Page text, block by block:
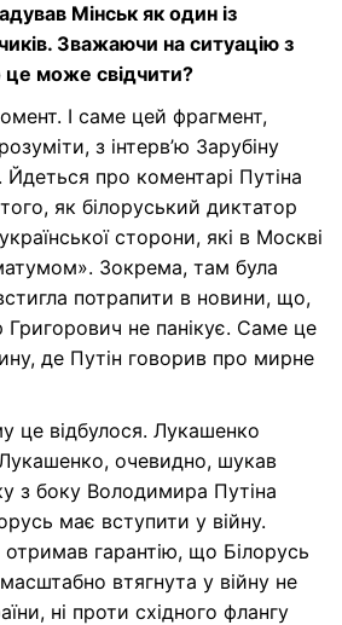
Мінськ як один із
Зважаючи на ситуацію з
може свідчити?
І саме цей фрагмент,
з інтерв’ю Зарубіну
Йдеться про коментарі Путіна
як білоруський диктатор
сторони, які в Москві
Зокрема, там була
потрапити в новини, що,
не панікує. Саме це
де Путін говорив про мирне
це відбулося. Лукашенко
очевидно, шукав
з боку Володимира Путіна
має вступити у війну.
гарантію, що Білорусь
втягнута у війну не
ні проти східного флангу